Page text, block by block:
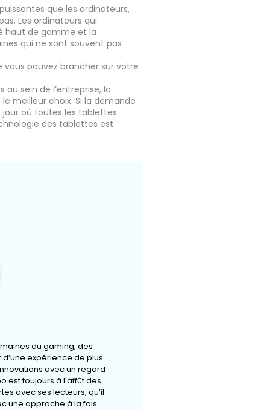
que les ordinateurs,
Les ordinateurs qui
haut de gamme et la
qui ne sont souvent pas
vous pouvez brancher sur votre
sein de l’entreprise, la
meilleur choix. Si la demande
où toutes les tablettes
des tablettes est
du gaming, des
expérience de plus
avec un regard
est toujours à l'affût des
avec ses lecteurs, qu’il
une approche à la fois